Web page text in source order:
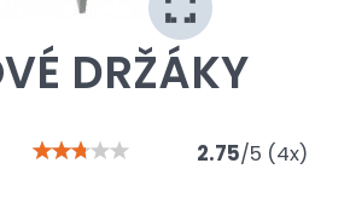
DRŽÁKY
2.75/5 (4x)